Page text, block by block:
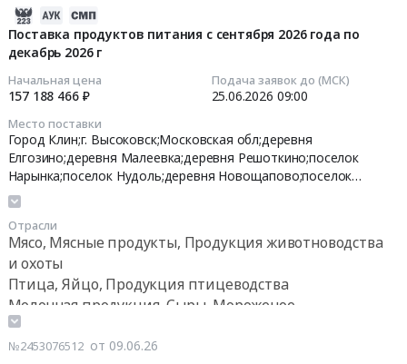
Поставка продуктов питания с сентября 2026 года по
декабрь 2026 г
Начальная цена
157 188 466 ₽
Подача заявок до (МСК)
25.06.2026 09:00
Место поставки
Город Клин;г. Высоковск;Московская обл;деревня
Елгозино;деревня Малеевка;деревня Решоткино;поселок
Нарынка;поселок Нудоль;деревня Новощапово;поселок
Шевляково;деревня Струбково;поселок Чайковского;село
Спас-Заулок;рабочий поселок Решетниково,
область
Отрасли
Мясо, Мясные продукты, Продукция животноводства
и охоты
Птица, Яйцо, Продукция птицеводства
Молочная продукция, Сыры, Мороженое
Чай, Кофе, Какао, Соль, Сахар, Специи, Пищевые
добавки, Консервы, Бакалея
№2453076512 от 09.06.26